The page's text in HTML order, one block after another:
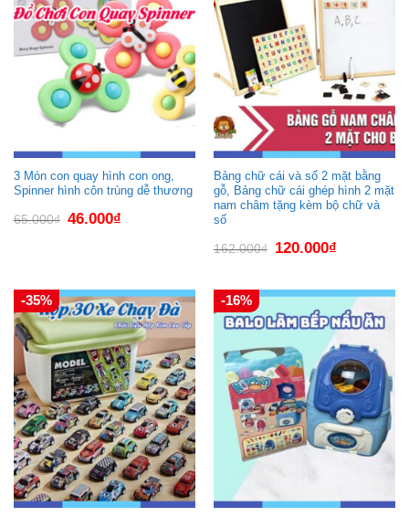
3 Món con quay hình con ong,
Spinner hình côn trùng dễ thương
65.000₫
Giá
gốc
46.000₫Giá
hiện
Bảng chữ cái và số 2 mặt bằng
gỗ, Bảng chữ cái ghép hình 2 mặt
nam châm tặng kèm bộ chữ và
số
162.000₫
Giá
gốc
120.000₫Giá
hiện
120.000₫.
-35% -16%